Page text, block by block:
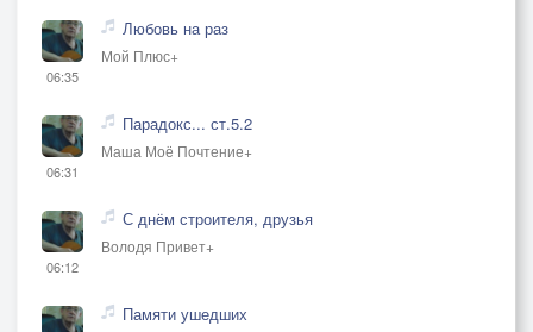
06:35
Любовь на раз
Мой Плюс+
06:31
Парадокс... ст.5.2
Маша Моё Почтение+
06:12
С днём строителя, друзья
Володя Привет+
Памяти ушедших